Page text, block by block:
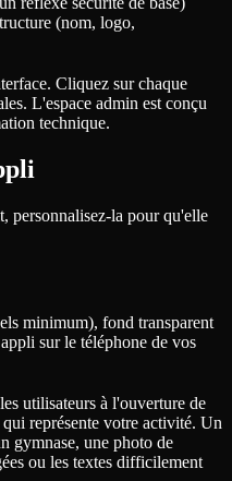
(nom, logo,
Cliquez sur chaque
L'espace admin est conçu
technique.
personnalisez-la pour qu'elle
minimum), fond transparent
sur le téléphone de vos
utilisateurs à l'ouverture de
représente votre activité. Un
gymnase, une photo de
ou les textes difficilement